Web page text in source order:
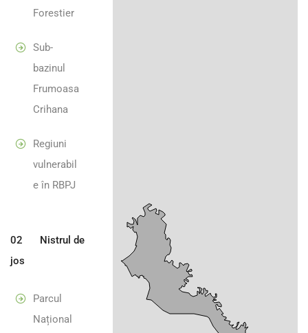
Forestier
Sub-
bazinul
Frumoasa
Crihana
Regiuni
vulnerabil
e în RBPJ
02
Nistrul de
jos
Parcul
Național